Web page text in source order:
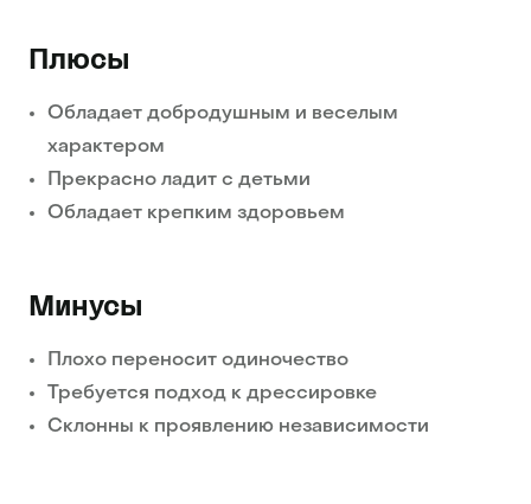
Плюсы
Обладает добродушным и веселым
характером
Прекрасно ладит с детьми
Обладает крепким здоровьем
Минусы
Плохо переносит одиночество
Требуется подход к дрессировке
Склонны к проявлению независимости